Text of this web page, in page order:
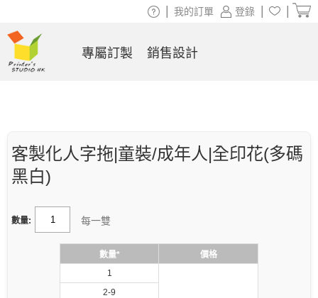
客製化人字拖|童裝/成年人|全印花(多碼
黑白)
數量: 每一雙
數量*
價格
1
2-9
登錄
我的訂單
專屬訂製 銷售設計